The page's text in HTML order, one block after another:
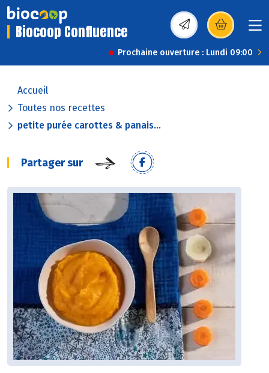
Biocoop Confluence (s’ouvre dans une
Prochaine ouverture : Lundi 09:00
Accueil
Toutes nos recettes
petite purée carottes & panais...
Partager sur